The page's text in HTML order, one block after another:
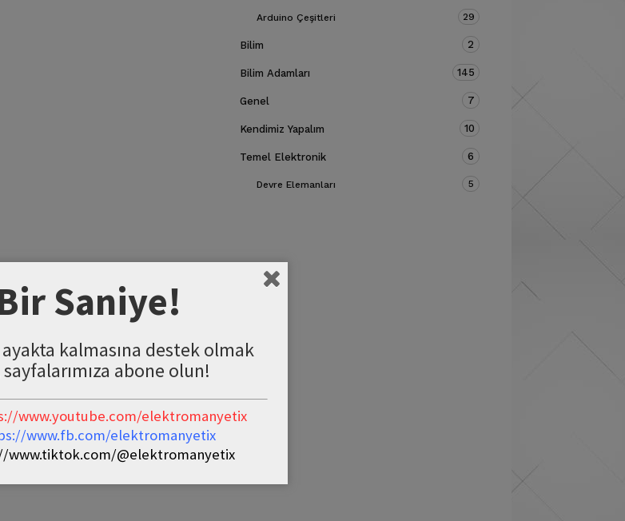
Arduino Çeşitleri 29
Bilim 2
Bilim Adamları 145
Genel 7
Kendimiz Yapalım 10
Temel Elektronik 6
Devre Elemanları 5
Saniye!
kalmasına destek olmak
abone olun!
www.youtube.com/elektromanyetix
www.fb.com/elektromanyetix
www.tiktok.com/@elektromanyetix